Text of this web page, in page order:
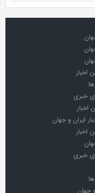
خبری
ایران و جهان
خبری
جهان